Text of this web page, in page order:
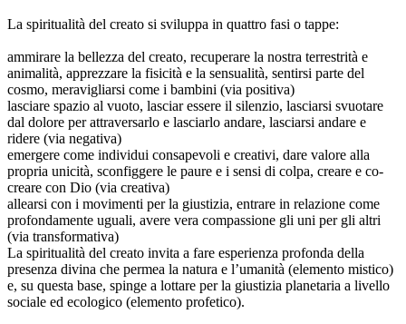
La spiritualità del creato si sviluppa in quattro fasi o tappe:
ammirare la bellezza del creato, recuperare la nostra terrestrità e
animalità, apprezzare la fisicità e la sensualità, sentirsi parte del
cosmo, meravigliarsi come i bambini (via positiva)
lasciare spazio al vuoto, lasciar essere il silenzio, lasciarsi svuotare
dal dolore per attraversarlo e lasciarlo andare, lasciarsi andare e
ridere (via negativa)
emergere come individui consapevoli e creativi, dare valore alla
propria unicità, sconfiggere le paure e i sensi di colpa, creare e co-
creare con Dio (via creativa)
allearsi con i movimenti per la giustizia, entrare in relazione come
profondamente uguali, avere vera compassione gli uni per gli altri
(via transformativa)
La spiritualità del creato invita a fare esperienza profonda della
presenza divina che permea la natura e l’umanità (elemento mistico)
e, su questa base, spinge a lottare per la giustizia planetaria a livello
sociale ed ecologico (elemento profetico).